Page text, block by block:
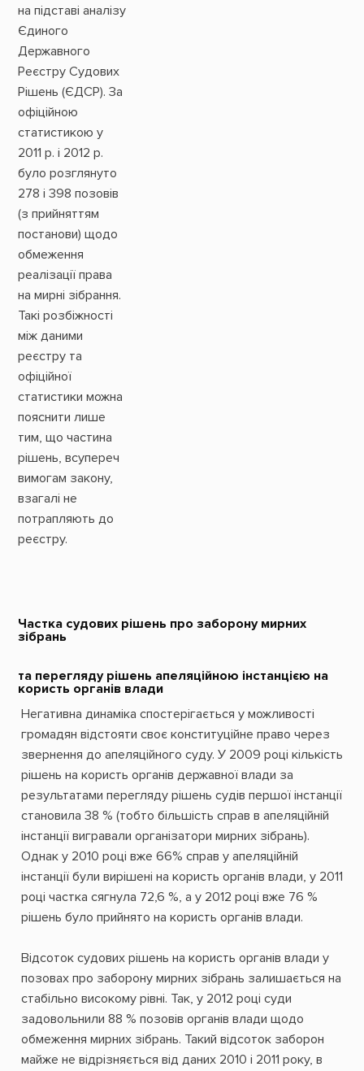
на підставі аналізу
Єдиного
Державного
Реєстру Судових
Рішень (ЄДСР). За
офіційною
статистикою у
2011 р. і 2012 р.
було розглянуто
278 і 398 позовів
(з прийняттям
постанови) щодо
обмеження
реалізації права
на мирні зібрання.
Такі розбіжності
між даними
реєстру та
офіційної
статистики можна
пояснити лише
тим, що частина
рішень, всупереч
вимогам закону,
взагалі не
потрапляють до
реєстру.
Частка судових рішень про заборону мирних
зібрань
та перегляду рішень апеляційною інстанцією на
користь органів влади
Негативна динаміка спостерігається у можливості
громадян відстояти своє конституційне право через
звернення до апеляційного суду. У 2009 році кількість
рішень на користь органів державної влади за
результатами перегляду рішень судів першої інстанції
становила 38 % (тобто більшість справ в апеляційній
інстанції вигравали організатори мирних зібрань).
Однак у 2010 році вже 66% справ у апеляційній
інстанції були вирішені на користь органів влади, у 2011
році частка сягнула 72,6 %, а у 2012 році вже 76 %
рішень було прийнято на користь органів влади.
Відсоток судових рішень на користь органів влади у
позовах про заборону мирних зібрань залишається на
стабільно високому рівні. Так, у 2012 році суди
задовольнили 88 % позовів органів влади щодо
обмеження мирних зібрань. Такий відсоток заборон
майже не відрізняється від даних 2010 і 2011 року, в